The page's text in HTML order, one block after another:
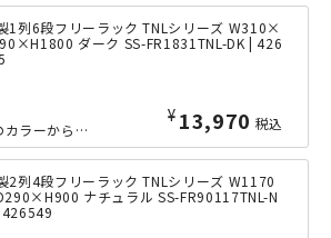
1列6段フリーラック TNLシリーズ W310×
ダーク SS-FR1831TNL-DK | 426
¥ 13,970 税込
豊富なサイズと3色のカラーから選べる、シンプルなデザインのTNLシリーズのフリーラックです。存在感抜群の高さ1800mmの木棚は、文庫本やコミック、CDの収納にも適してますので、本棚にも最適です。幅は...
2列4段フリーラック TNLシリーズ W1170
ナチュラル SS-FR90117TNL-N